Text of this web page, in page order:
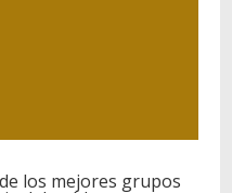
los mejores grupos